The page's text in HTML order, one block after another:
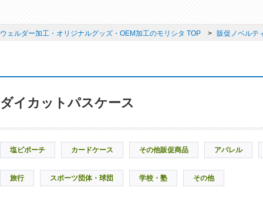
ウェルダー加工・オリジナルグッズ・OEM加工のモリシタ TOP 販促ノベルテ
ダイカットパスケース
塩ビポーチ カードケース その他販促商品 アパレル
旅行 スポーツ団体・球団 学校・塾 その他